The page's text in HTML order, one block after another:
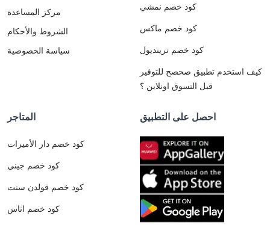
مركز المساعدة
الشروط والأحكام
سياسة الخصوصية
كود خصم نمشي
كود خصم ماكس
كود خصم ترينديول
كيف استخدم تطبيق صحصح للتوفير
قبل التسوق اونلاين ؟
المتاجر
كود خصم دار الأميرات
كود خصم جيني
كود خصم قولدن سنت
كود خصم اناس
احصل على التطبيق